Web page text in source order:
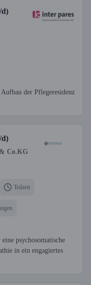
d)
der Pflegeresidenz
d)
Co.KG
Teilzeit
psychosomatische
in ein engagiertes